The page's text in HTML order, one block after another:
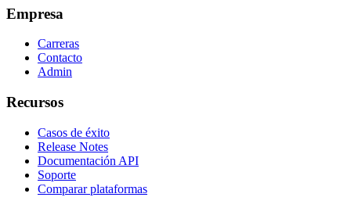
Empresa
Carreras
Contacto
Admin
Recursos
Casos de éxito
Release Notes
Documentación API
Soporte
Comparar plataformas